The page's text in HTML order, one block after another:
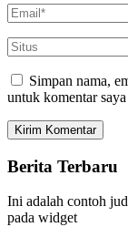
Simpan nama,
untuk komentar
Berita Terbaru
Ini adalah contoh
pada widget